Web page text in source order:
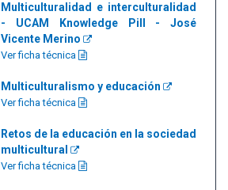
Multiculturalidad e interculturalidad
- UCAM Knowledge Pill - José
Vicente Merino
Ver ficha técnica
Multiculturalismo y educación
Ver ficha técnica
Retos de la educación en la sociedad
multicultural
Ver ficha técnica